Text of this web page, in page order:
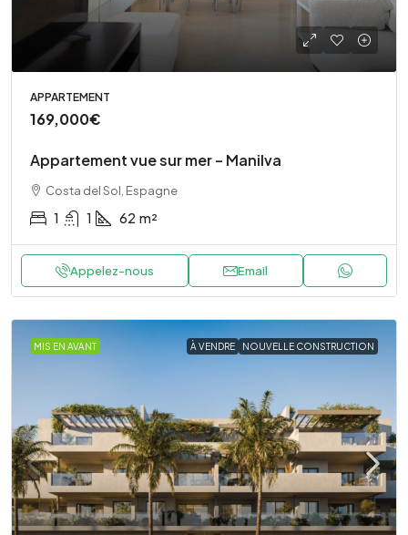
APPARTEMENT
169,000€
Appartement vue sur mer – Manilva
Costa del Sol, Espagne
1 1 62 m²
Appelez-nous Email
MIS EN AVANT À VENDRE NOUVELLE CONSTRUCTION